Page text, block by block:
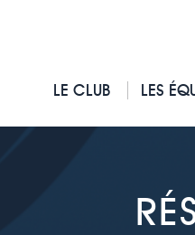
LE CLUB LES